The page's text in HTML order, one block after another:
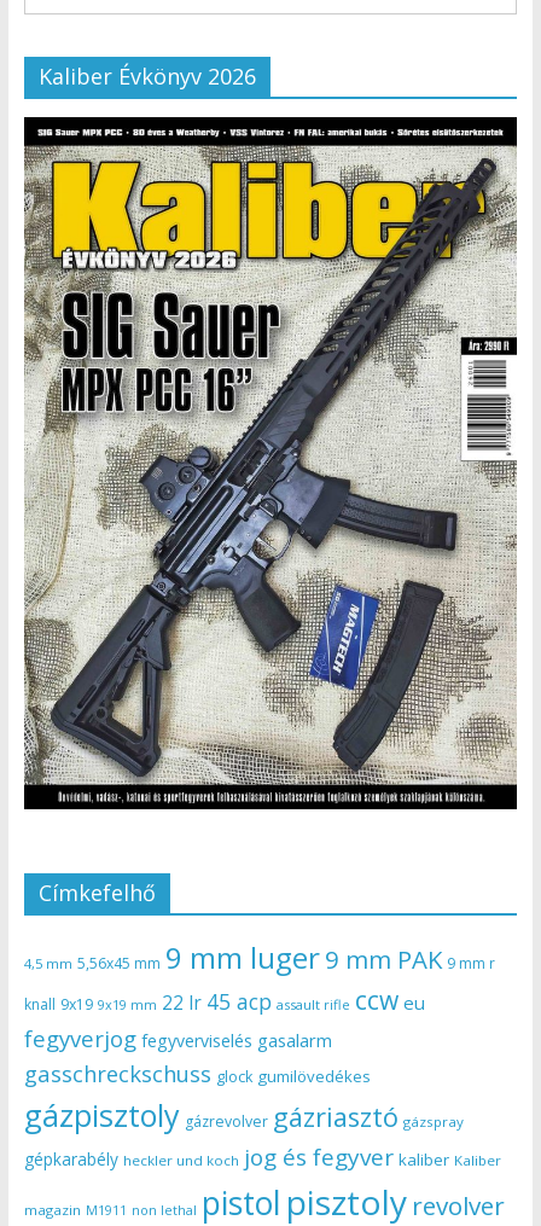
Kaliber Évkönyv 2026
Címkefelhő
4,5 mm 5,56x45 mm 9 mm luger9 mm PAK 9 mm r
knall 9x19 9x19 mm 22 lr 45 acp assault rifle ccw eu
fegyverjog fegyverviselés gasalarm
gasschreckschuss glock gumilövedékes
gázpisztoly gázrevolver gázriasztó gázspray
gépkarabély heckler und koch jog és fegyver kaliber Kaliber
magazin M1911 non lethal pistol pisztoly revolver